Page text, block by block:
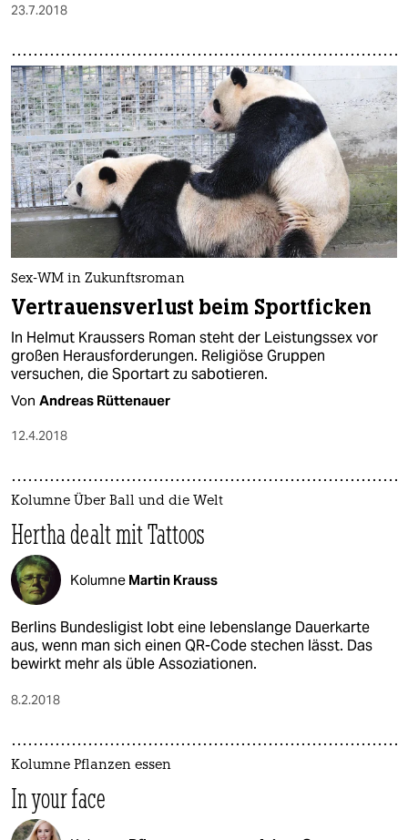
23.7.2018
Sex-WM in Zukunftsroman
Vertrauensverlust beim Sportficken
In Helmut Kraussers Roman steht der Leistungssex vor
großen Herausforderungen. Religiöse Gruppen
versuchen, die Sportart zu sabotieren.
Von Andreas Rüttenauer
12.4.2018
Kolumne Über Ball und die Welt
Hertha dealt mit Tattoos
Kolumne Martin Krauss
Berlins Bundesligist lobt eine lebenslange Dauerkarte
aus, wenn man sich einen QR-Code stechen lässt. Das
bewirkt mehr als üble Assoziationen.
8.2.2018
Kolumne Pflanzen essen
In your face